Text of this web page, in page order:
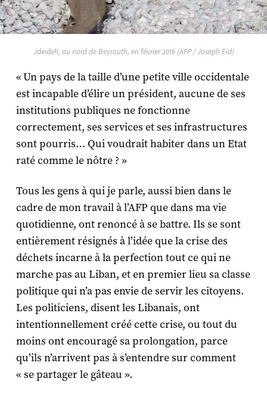
Jdeideh, au nord de Beyrouth, en février 2016 (AFP / Joseph Eid)
« Un pays de la taille d’une petite ville occidentale
est incapable d’élire un président, aucune de ses
institutions publiques ne fonctionne
correctement, ses services et ses infrastructures
sont pourris… Qui voudrait habiter dans un Etat
raté comme le nôtre ? »
Tous les gens à qui je parle, aussi bien dans le
cadre de mon travail à l’AFP que dans ma vie
quotidienne, ont renoncé à se battre. Ils se sont
entièrement résignés à l’idée que la crise des
déchets incarne à la perfection tout ce qui ne
marche pas au Liban, et en premier lieu sa classe
politique qui n’a pas envie de servir les citoyens.
Les politiciens, disent les Libanais, ont
intentionnellement créé cette crise, ou tout du
moins ont encouragé sa prolongation, parce
qu’ils n’arrivent pas à s’entendre sur comment
« se partager le gâteau ».